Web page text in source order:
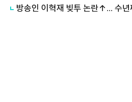
방송인 이혁재 빚투 논란↑... 수년